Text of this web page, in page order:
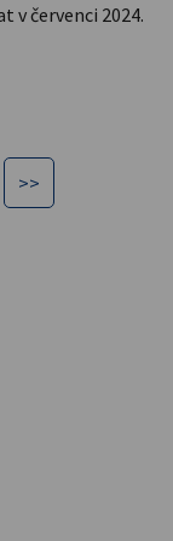
v červenci 2024.
>>